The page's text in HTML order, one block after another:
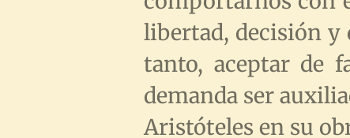
libertad, decisión y
tanto, aceptar de
demanda ser
Aristóteles en su